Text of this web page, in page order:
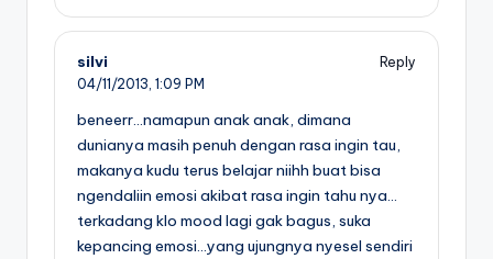
silvi
Reply
04/11/2013, 1:09 PM
beneerr…namapun anak anak, dimana
dunianya masih penuh dengan rasa ingin tau,
makanya kudu terus belajar niihh buat bisa
ngendaliin emosi akibat rasa ingin tahu nya…
terkadang klo mood lagi gak bagus, suka
kepancing emosi…yang ujungnya nyesel sendiri